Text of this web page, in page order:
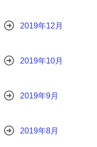
2019年12月
2019年10月
2019年9月
2019年8月